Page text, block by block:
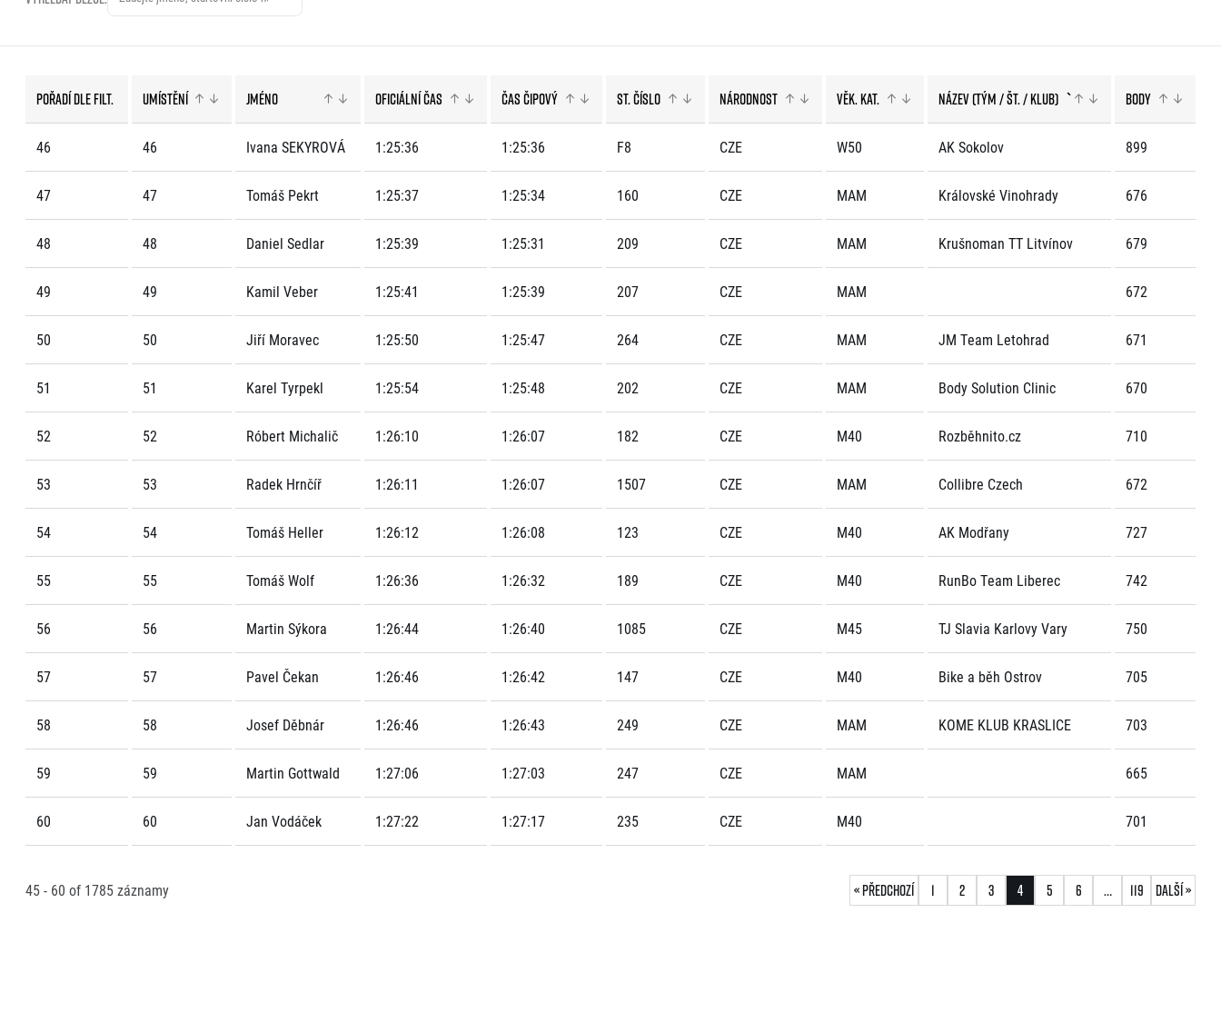
Systém bodování
Napoli Running
O Napoli Running
RunCzech Halfs
Projekt RunCzech Halfs
dm rodinná míle
Český maratonský klub
RunCzech Pacers
Running Doctors
Středoškoláci
Seznam neziskových organizací
Tiskové zprávy
Poznámky pro editory
Magazíny
RunCzech
RunCzech Racing
Pořadí dle filt. Umístění Jméno Oficiální čas Čas čipový St. číslo Národnost Věk. kat. Název (tým / št. / klub) ` Body
46 46 Ivana SEKYROVÁ 1:25:36 1:25:36 F8 CZE W50 AK Sokolov 899
47 47 Tomáš Pekrt 1:25:37 1:25:34 160 CZE MAM Královské Vinohrady 676
48 48 Daniel Sedlar 1:25:39 1:25:31 209 CZE MAM Krušnoman TT Litvínov 679
49 49 Kamil Veber 1:25:41 1:25:39 207 CZE MAM 672
50 50 Jiří Moravec 1:25:50 1:25:47 264 CZE MAM JM Team Letohrad 671
51 51 Karel Tyrpekl 1:25:54 1:25:48 202 CZE MAM Body Solution Clinic 670
52 52 Róbert Michalič 1:26:10 1:26:07 182 CZE M40 Rozběhnito.cz 710
53 53 Radek Hrnčíř 1:26:11 1:26:07 1507 CZE MAM Collibre Czech 672
54 54 Tomáš Heller 1:26:12 1:26:08 123 CZE M40 AK Modřany 727
55 55 Tomáš Wolf 1:26:36 1:26:32 189 CZE M40 RunBo Team Liberec 742
56 56 Martin Sýkora 1:26:44 1:26:40 1085 CZE M45 TJ Slavia Karlovy Vary 750
57 57 Pavel Čekan 1:26:46 1:26:42 147 CZE M40 Bike a běh Ostrov 705
58 58 Josef Děbnár 1:26:46 1:26:43 249 CZE MAM KOME KLUB KRASLICE 703
59 59 Martin Gottwald 1:27:06 1:27:03 247 CZE MAM 665
60 60 Jan Vodáček 1:27:22 1:27:17 235 CZE M40 701
45 - 60 of 1785záznamy « Předchozí 1 2 3 4 5 6 … 119 Další »